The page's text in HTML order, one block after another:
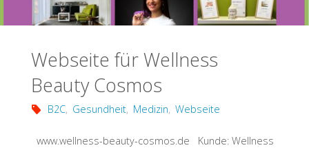
Webseite für Wellness
Beauty Cosmos
B2C, Gesundheit, Medizin, Webseite
www.wellness-beauty-cosmos.de Kunde: Wellness